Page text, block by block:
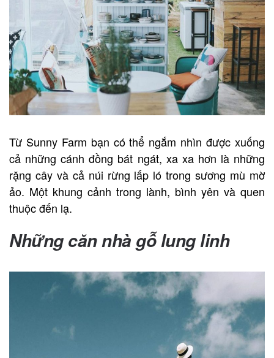
Từ Sunny Farm bạn có thể ngắm nhìn được xuống
cả những cánh đồng bát ngát, xa xa hơn là những
rặng cây và cả núi rừng lấp ló trong sương mù mờ
ảo. Một khung cảnh trong lành, bình yên và quen
thuộc đến lạ.
Những căn nhà gỗ lung linh